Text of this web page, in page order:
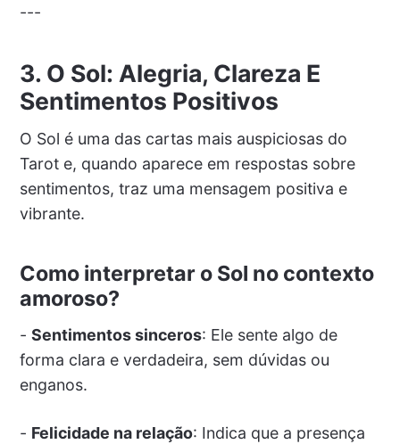
---
3. O Sol: Alegria, Clareza E
Sentimentos Positivos
O Sol é uma das cartas mais auspiciosas do
Tarot e, quando aparece em respostas sobre
sentimentos, traz uma mensagem positiva e
vibrante.
Como interpretar o Sol no contexto
amoroso?
- Sentimentos sinceros: Ele sente algo de
forma clara e verdadeira, sem dúvidas ou
enganos.
- Felicidade na relação: Indica que a presença